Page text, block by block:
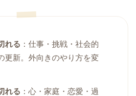
れる ：仕事・挑戦・社会的
更新。外向きのやり方を変
れる ：心・家庭・恋愛・過